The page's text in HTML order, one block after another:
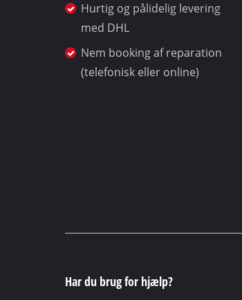
Hurtig og pålidelig levering
med DHL
Nem booking af reparation
(telefonisk eller online)
Har du brug for hjælp?